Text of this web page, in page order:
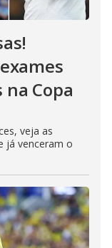
Copa
veja as
já venceram o